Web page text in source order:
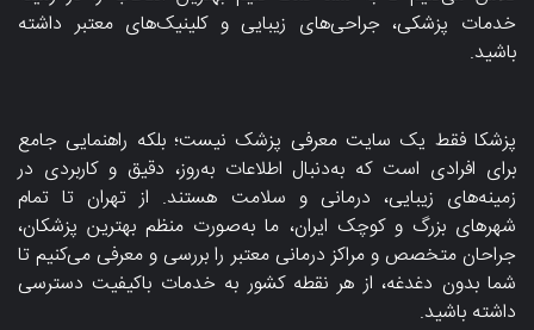
خدمات پزشکی، جراحی‌های زیبایی و کلینیک‌های معتبر داشته
باشید.
پزشکا فقط یک سایت معرفی پزشک نیست؛ بلکه راهنمایی جامع
برای افرادی است که به‌دنبال اطلاعات به‌روز، دقیق و کاربردی در
زمینه‌های زیبایی، درمانی و سلامت هستند. از تهران تا تمام
شهرهای بزرگ و کوچک ایران، ما به‌صورت منظم بهترین پزشکان،
جراحان متخصص و مراکز درمانی معتبر را بررسی و معرفی می‌کنیم تا
شما بدون دغدغه، از هر نقطه کشور به خدمات باکیفیت دسترسی
داشته باشید.